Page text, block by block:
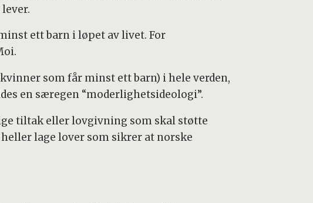
ett barn i løpet av livet. For
som får minst ett barn) i hele verden,
en særegen “moderlighetsideologi”.
tiltak eller lovgivning som skal støtte
lage lover som sikrer at norske